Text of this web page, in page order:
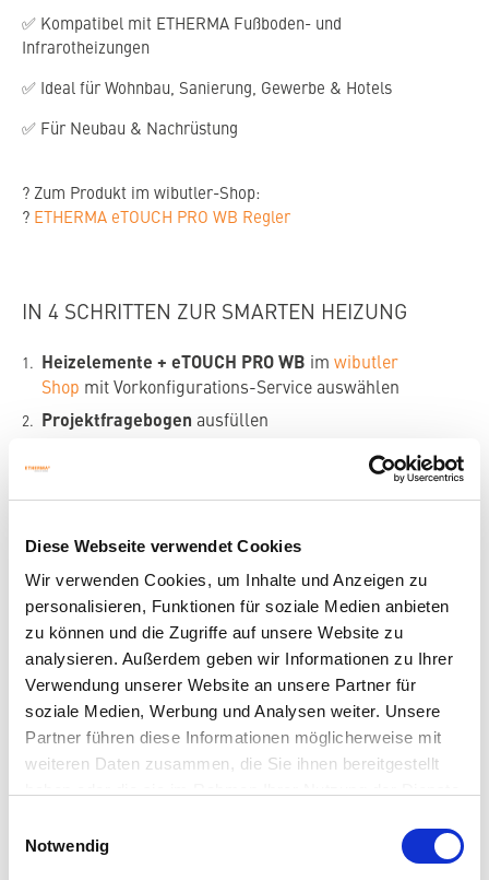
Diese Webseite verwendet Cookies
Wir verwenden Cookies, um Inhalte und Anzeigen zu
personalisieren, Funktionen für soziale Medien anbieten
zu können und die Zugriffe auf unsere Website zu
analysieren. Außerdem geben wir Informationen zu Ihrer
Verwendung unserer Website an unsere Partner für
soziale Medien, Werbung und Analysen weiter. Unsere
Partner führen diese Informationen möglicherweise mit
weiteren Daten zusammen, die Sie ihnen bereitgestellt
Notwendig
✅ Kompatibel mit ETHERMA Fußboden- und
Infrarotheizungen
✅ Ideal für Wohnbau, Sanierung, Gewerbe & Hotels
✅ Für Neubau & Nachrüstung
? Zum Produkt im wibutler-Shop:
? ETHERMA eTOUCH PRO WB Regler
IN 4 SCHRITTEN ZUR SMARTEN HEIZUNG
Heizelemente + eTOUCH PRO WB im wibutler
Shop mit Vorkonfigurations-Service auswählen
Projektfragebogen ausfüllen
wibutler übernimmt die komplette Konfiguration
anschließen - fertig
? So funktioniert echte Plug & Play Installation - ganz ohne
Inbetriebnahmeaufwand
DIE VORTEILE FÜR PROFIS
? Kein Programmieren, kein Konfigurieren
? Maximale Zeitersparnis auf der Baustelle